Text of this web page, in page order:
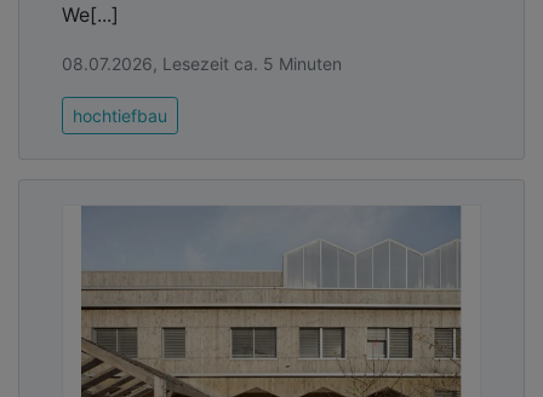
Intelligenter Sonnenschutz fördert den
Lernerfolg
Eine motivierende Lernumgebung braucht eine
ausreichende Versorgung mit blendfreiem
Tageslicht und einen wirksamen Hitzeschutz, um
We[...]
08.07.2026, Lesezeit ca. 5 Minuten
hochtiefbau